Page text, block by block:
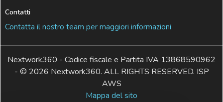
Contatti
Contatta il nostro team per maggiori informazioni
Nextwork360 - Codice fiscale e Partita IVA 13868590962
- © 2026 Nextwork360. ALL RIGHTS RESERVED. ISP
AWS
Mappa del sito